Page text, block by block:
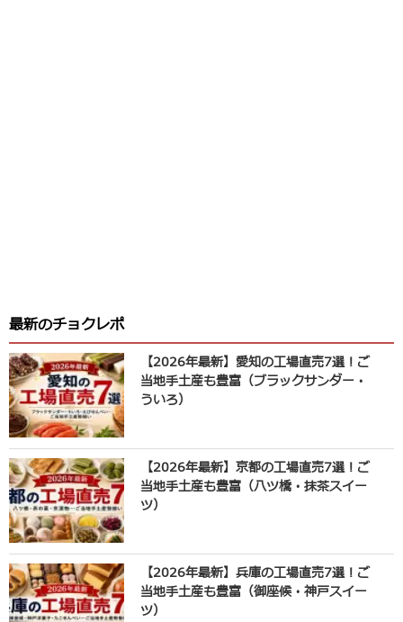
最新のチョクレポ
【2026年最新】愛知の工場直売7選！ご
当地手土産も豊富（ブラックサンダー・
ういろ）
【2026年最新】京都の工場直売7選！ご
当地手土産も豊富（八ツ橋・抹茶スイー
ツ）
【2026年最新】兵庫の工場直売7選！ご
当地手土産も豊富（御座候・神戸スイー
ツ）